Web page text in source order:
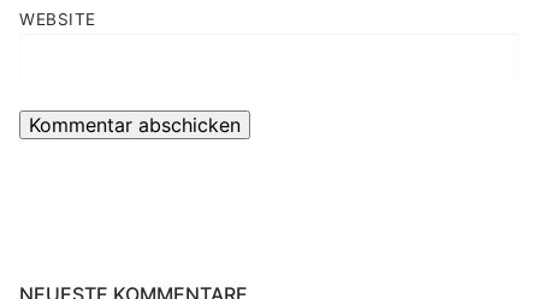
WEBSITE
NEUESTE KOMMENTARE